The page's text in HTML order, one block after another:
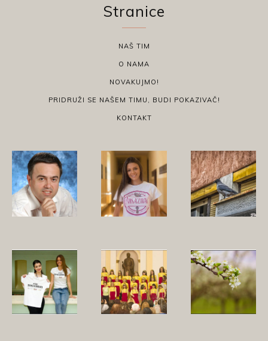
Stranice
NAŠ TIM
O NAMA
NOVAKUJMO!
PRIDRUŽI SE NAŠEM TIMU, BUDI POKAZIVAČ!
KONTAKT